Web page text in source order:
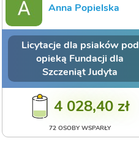
Anna Popielska
Licytacje dla psiaków pod
opieką Fundacji dla
Szczeniąt Judyta
4 028,40 zł
72 OSOBY WSPARŁY